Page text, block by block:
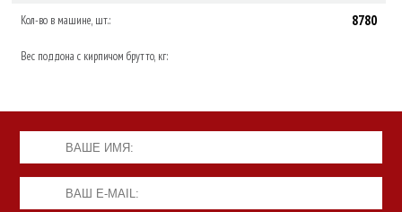
Кол-во в машине, шт.: 8780
Вес поддона с кирпичом брутто, кг: